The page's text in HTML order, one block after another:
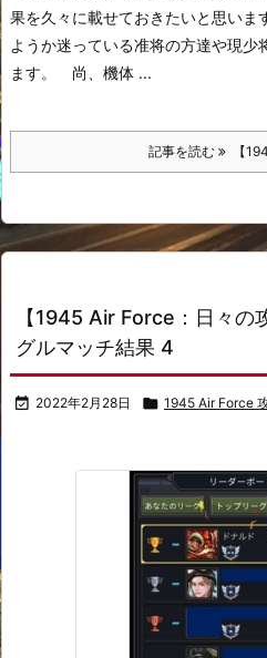
果を久々に載せておきたいと思いま
ようか迷っている准将の方達や現
ます。
尚、機体 ...
記事を読む 【
【1945 Air Force：日々の
グルマッチ結果 4
 2022年2月28日  1945 Air Force